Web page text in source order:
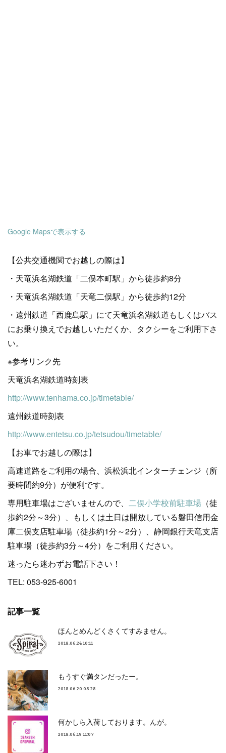
Google Mapsで表示する
【公共交通機関でお越しの際は】
・天竜浜名湖鉄道「二俣本町駅」から徒歩約8分
・天竜浜名湖鉄道「天竜二俣駅」から徒歩約12分
・遠州鉄道「西鹿島駅」にて天竜浜名湖鉄道もしくはバス
にお乗り換えでお越しいただくか、タクシーをご利用下さ
い。
※参考リンク先
天竜浜名湖鉄道時刻表
http://www.tenhama.co.jp/timetable/
遠州鉄道時刻表
http://www.entetsu.co.jp/tetsudou/timetable/
【お車でお越しの際は】
高速道路をご利用の場合、浜松浜北インターチェンジ（所
要時間約9分）が便利です。
専用駐車場はございませんので、 二俣小学校前駐車場 （徒
歩約2分～3分）、もしくは土日は開放している磐田信用金
庫二俣支店駐車場（徒歩約1分～2分）、静岡銀行天竜支店
駐車場（徒歩約3分～4分）をご利用ください。
迷ったら迷わずお電話下さい！
TEL: 053-925-6001
記事一覧
ほんとめんどくさくてすみません。
2018.06.24 10:11
もうすぐ満タンだったー。
2018.06.20 08:28
何かしら入荷しております。んが。
2018.06.19 11:07